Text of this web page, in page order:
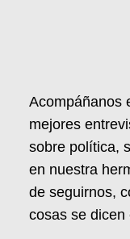
Acompáñanos
mejores
sobre política,
en nuestra
de seguirnos,
cosas se dicen